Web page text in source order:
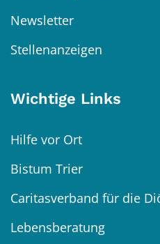
Newsletter
Stellenanzeigen
Wichtige Links
Hilfe vor Ort
Bistum Trier
Caritasverband für die
Lebensberatung